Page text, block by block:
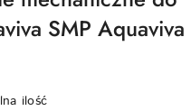
SMP Aquaviva
ilość